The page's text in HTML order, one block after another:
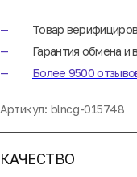
Товар
Гарантия обмена и
Более 9500
Артикул: blncg-015748
КАЧЕСТВО